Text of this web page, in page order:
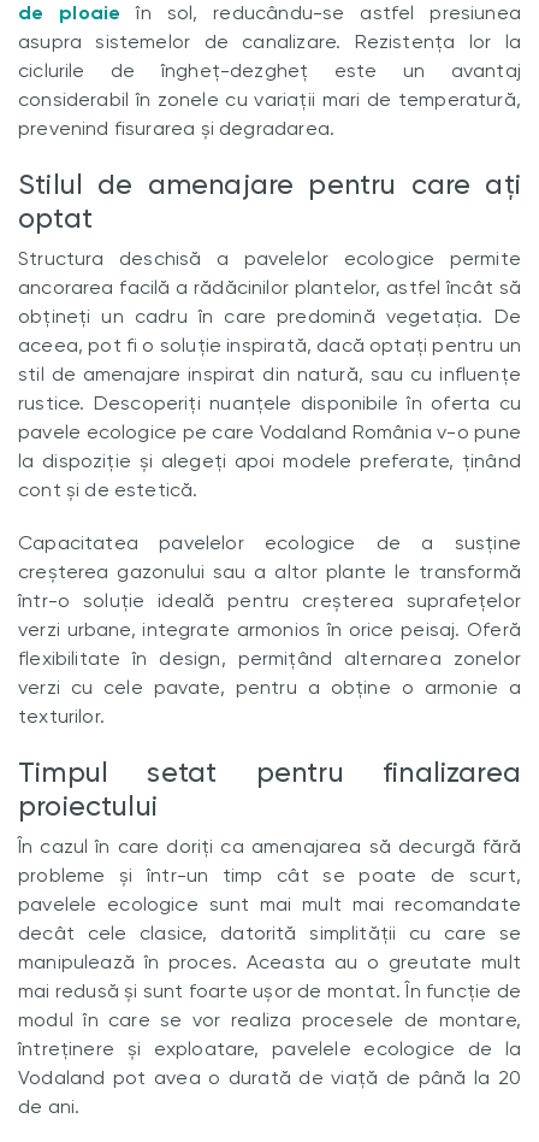
de ploaie în sol, reducându-se astfel presiunea
asupra sistemelor de canalizare. Rezistența lor la
ciclurile de îngheț-dezgheț este un avantaj
considerabil în zonele cu variații mari de temperatură,
prevenind fisurarea și degradarea.
Stilul de amenajare pentru care ați
optat
Structura deschisă a pavelelor ecologice permite
ancorarea facilă a rădăcinilor plantelor, astfel încât să
obțineți un cadru în care predomină vegetația. De
aceea, pot fi o soluție inspirată, dacă optați pentru un
stil de amenajare inspirat din natură, sau cu influențe
rustice. Descoperiți nuanțele disponibile în oferta cu
pavele ecologice pe care Vodaland România v-o pune
la dispoziție și alegeți apoi modele preferate, ținând
cont și de estetică.
Capacitatea pavelelor ecologice de a susține
creșterea gazonului sau a altor plante le transformă
într-o soluție ideală pentru creșterea suprafețelor
verzi urbane, integrate armonios în orice peisaj. Oferă
flexibilitate în design, permițând alternarea zonelor
verzi cu cele pavate, pentru a obține o armonie a
texturilor.
Timpul setat pentru finalizarea
proiectului
În cazul în care doriți ca amenajarea să decurgă fără
probleme și într-un timp cât se poate de scurt,
pavelele ecologice sunt mai mult mai recomandate
decât cele clasice, datorită simplității cu care se
manipulează în proces. Aceasta au o greutate mult
mai redusă și sunt foarte ușor de montat. În funcție de
modul în care se vor realiza procesele de montare,
întreținere și exploatare, pavelele ecologice de la
Vodaland pot avea o durată de viață de până la 20
de ani.